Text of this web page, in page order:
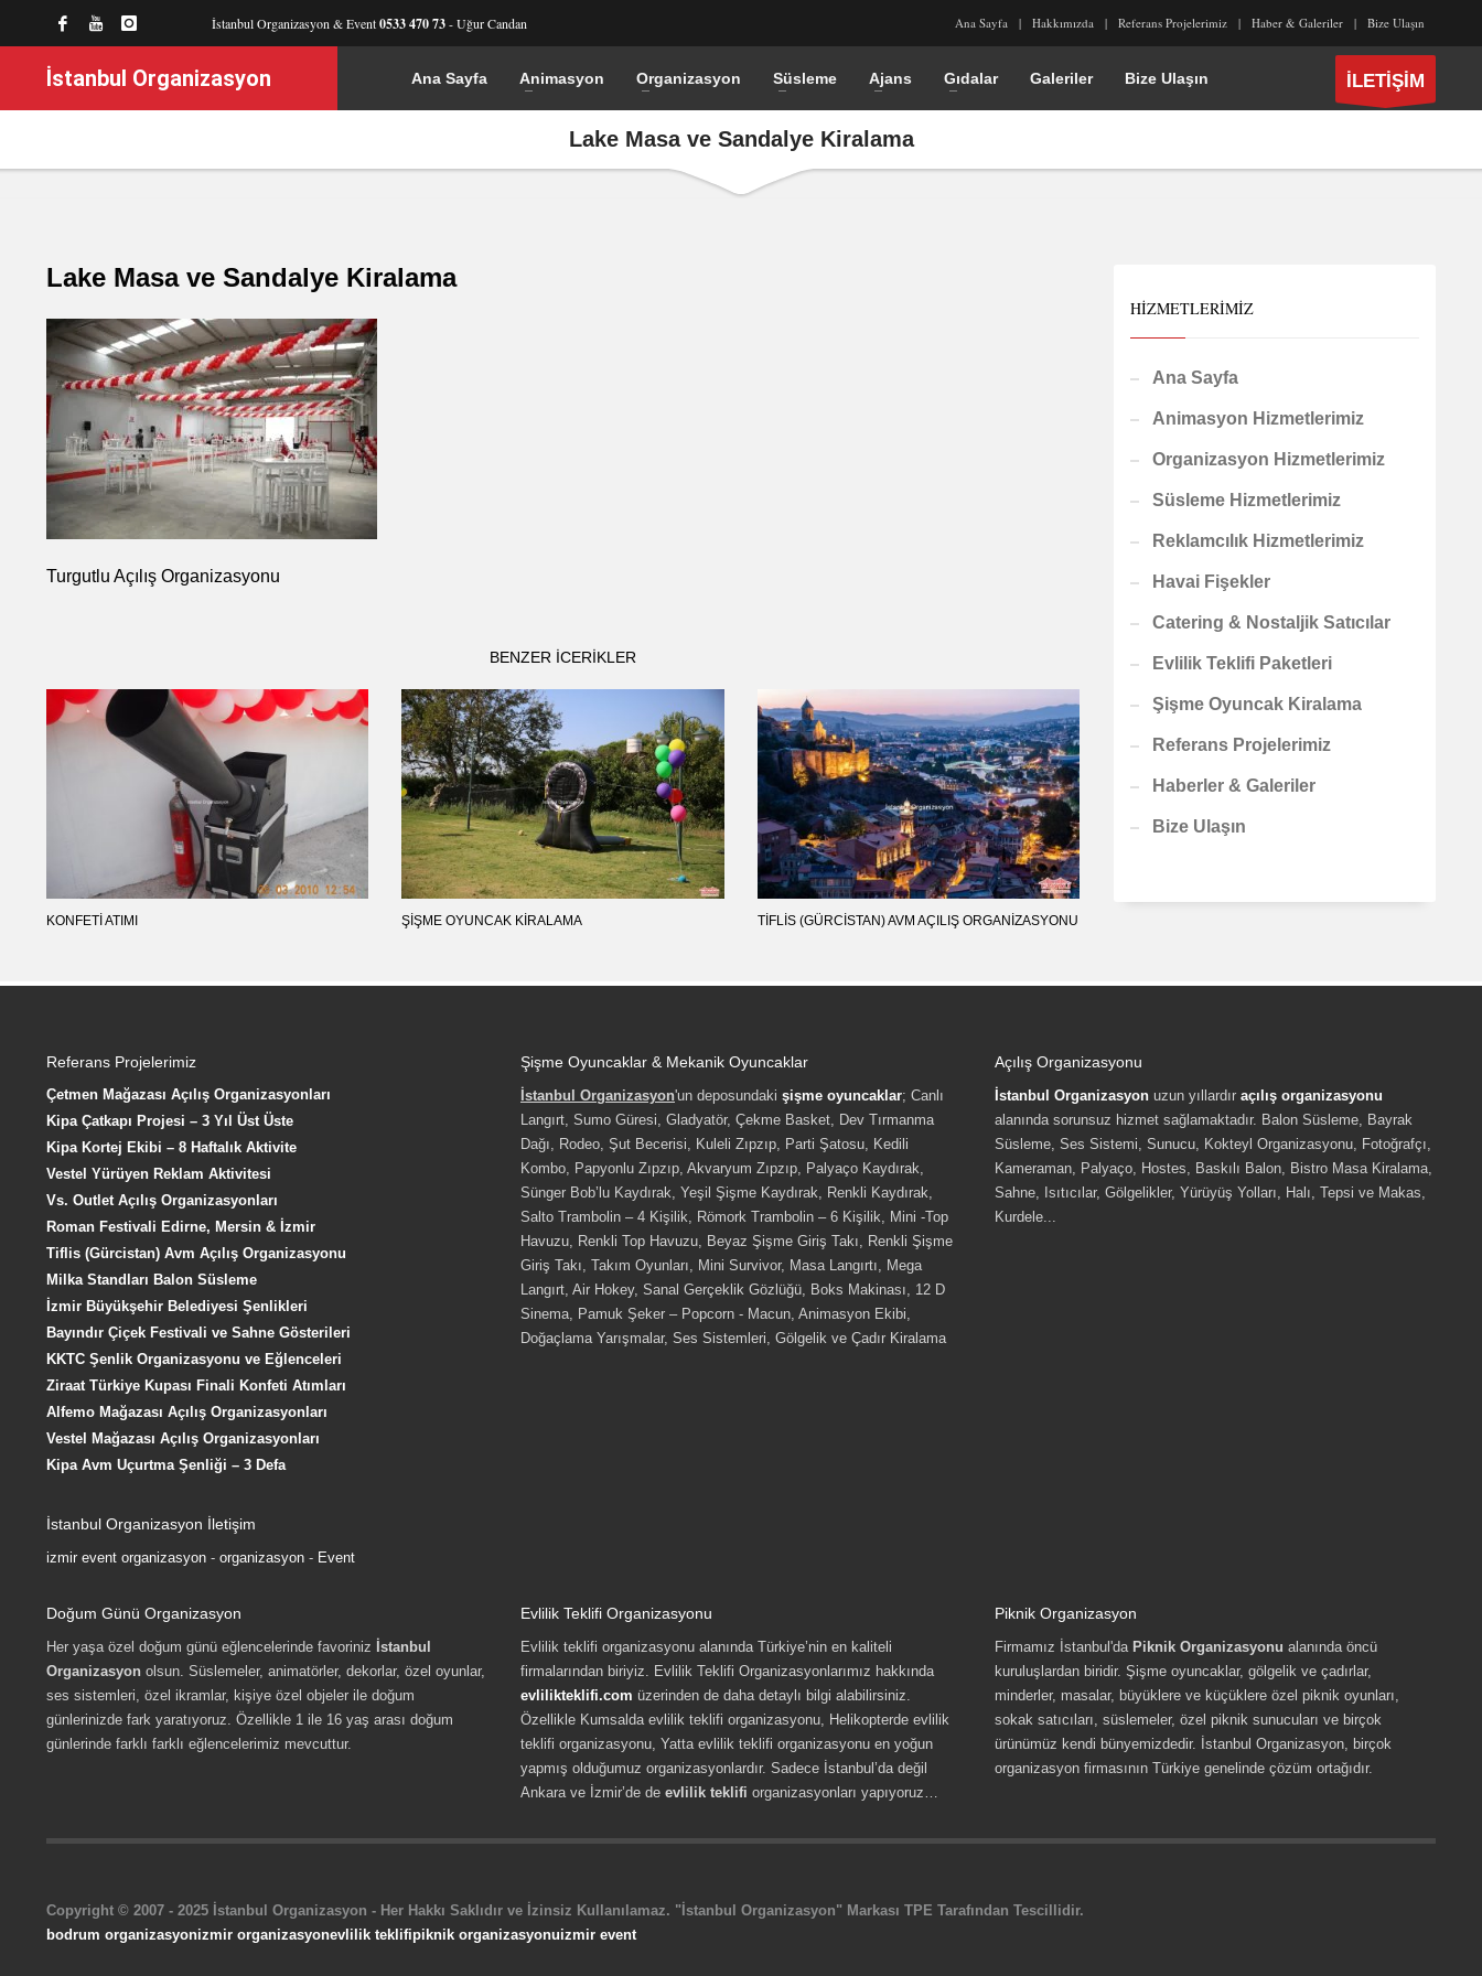
İstanbul Organizasyon & Event0533 470 73- Uğur Candan Ana Sayfa Hakkımızda Referans Projelerimiz Haber & Galeriler Bize Ulaşın
İstanbul Organizasyon Ana Sayfa Animasyon Organizasyon Süsleme Ajans Gıdalar Galeriler Bize Ulaşın İLETİŞİM
Lake Masa ve Sandalye Kiralama
Lake Masa ve Sandalye Kiralama
Turgutlu Açılış Organizasyonu
BENZER ICERIKLER
KONFETI ATIMI ŞIŞME OYUNCAK KIRALAMA TIFLIS (GÜRCISTAN) AVM AÇILIŞ ORGANIZASYONU
HIZMETLERIMIZ
Ana Sayfa
Animasyon Hizmetlerimiz
Organizasyon Hizmetlerimiz
Süsleme Hizmetlerimiz
Reklamcılık Hizmetlerimiz
Havai Fişekler
Catering & Nostaljik Satıcılar
Evlilik Teklifi Paketleri
Şişme Oyuncak Kiralama
Referans Projelerimiz
Haberler & Galeriler
Bize Ulaşın
Referans Projelerimiz
Çetmen Mağazası Açılış Organizasyonları
Kipa Çatkapı Projesi – 3 Yıl Üst Üste
Kipa Kortej Ekibi – 8 Haftalık Aktivite
Vestel Yürüyen Reklam Aktivitesi
Vs. Outlet Açılış Organizasyonları
Roman Festivali Edirne, Mersin & İzmir
Tiflis (Gürcistan) Avm Açılış Organizasyonu
Milka Standları Balon Süsleme
İzmir Büyükşehir Belediyesi Şenlikleri
Bayındır Çiçek Festivali ve Sahne Gösterileri
KKTC Şenlik Organizasyonu ve Eğlenceleri
Ziraat Türkiye Kupası Finali Konfeti Atımları
Alfemo Mağazası Açılış Organizasyonları
Vestel Mağazası Açılış Organizasyonları
Kipa Avm Uçurtma Şenliği – 3 Defa
İstanbul Organizasyon İletişim
izmir event organizasyon - organizasyon - Event
Şişme Oyuncaklar & Mekanik Oyuncaklar
İstanbul Organizasyon'un deposundaki şişme oyuncaklar; Canlı
Langırt, Sumo Güresi, Gladyatör, Çekme Basket, Dev Tırmanma
Dağı, Rodeo, Şut Becerisi, Kuleli Zıpzıp, Parti Şatosu, Kedili
Kombo, Papyonlu Zıpzıp, Akvaryum Zıpzıp, Palyaço Kaydırak,
Sünger Bob’lu Kaydırak, Yeşil Şişme Kaydırak, Renkli Kaydırak,
Salto Trambolin – 4 Kişilik, Römork Trambolin – 6 Kişilik, Mini -Top
Havuzu, Renkli Top Havuzu, Beyaz Şişme Giriş Takı, Renkli Şişme
Giriş Takı, Takım Oyunları, Mini Survivor, Masa Langırtı, Mega
Langırt, Air Hokey, Sanal Gerçeklik Gözlüğü, Boks Makinası, 12 D
Sinema, Pamuk Şeker – Popcorn - Macun, Animasyon Ekibi,
Doğaçlama Yarışmalar, Ses Sistemleri, Gölgelik ve Çadır Kiralama
Açılış Organizasyonu
İstanbul Organizasyon uzun yıllardır açılış organizasyonu
alanında sorunsuz hizmet sağlamaktadır. Balon Süsleme, Bayrak
Süsleme, Ses Sistemi, Sunucu, Kokteyl Organizasyonu, Fotoğrafçı,
Kameraman, Palyaço, Hostes, Baskılı Balon, Bistro Masa Kiralama,
Sahne, Isıtıcılar, Gölgelikler, Yürüyüş Yolları, Halı, Tepsi ve Makas,
Kurdele...
Doğum Günü Organizasyon
Her yaşa özel doğum günü eğlencelerinde favoriniz İstanbul
Organizasyon olsun. Süslemeler, animatörler, dekorlar, özel oyunlar,
ses sistemleri, özel ikramlar, kişiye özel objeler ile doğum
günlerinizde fark yaratıyoruz. Özellikle 1 ile 16 yaş arası doğum
günlerinde farklı farklı eğlencelerimiz mevcuttur.
Evlilik Teklifi Organizasyonu
Evlilik teklifi organizasyonu alanında Türkiye’nin en kaliteli
firmalarından biriyiz. Evlilik Teklifi Organizasyonlarımız hakkında
evlilikteklifi.com üzerinden de daha detaylı bilgi alabilirsiniz.
Özellikle Kumsalda evlilik teklifi organizasyonu, Helikopterde evlilik
teklifi organizasyonu, Yatta evlilik teklifi organizasyonu en yoğun
yapmış olduğumuz organizasyonlardır. Sadece İstanbul’da değil
Ankara ve İzmir’de de evlilik teklifi organizasyonları yapıyoruz…
Piknik Organizasyon
Firmamız İstanbul'da Piknik Organizasyonu alanında öncü
kuruluşlardan biridir. Şişme oyuncaklar, gölgelik ve çadırlar,
minderler, masalar, büyüklere ve küçüklere özel piknik oyunları,
sokak satıcıları, süslemeler, özel piknik sunucuları ve birçok
ürünümüz kendi bünyemizdedir. İstanbul Organizasyon, birçok
organizasyon firmasının Türkiye genelinde çözüm ortağıdır.
Copyright © 2007 - 2025 İstanbul Organizasyon - Her Hakkı Saklıdır ve İzinsiz Kullanılamaz. "İstanbul Organizasyon" Markası TPE Tarafından Tescillidir.
bodrum organizasyonizmir organizasyonevlilik teklifipiknik organizasyonuizmir event